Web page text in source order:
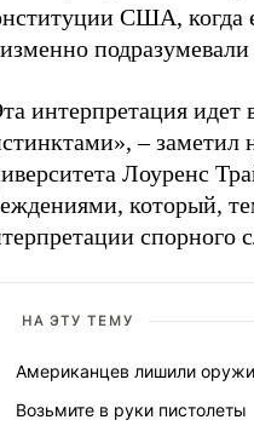
США, когда
интерпретация
– заметил
Лоуренс
который,
спорного
НА ЭТУ ТЕМУ
Американцев лишили
Возьмите в руки пистолеты